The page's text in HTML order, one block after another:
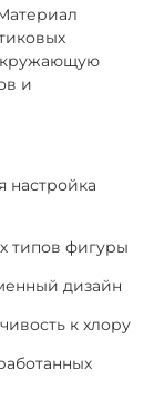
и
настройка
типов фигуры
дизайн
к хлору